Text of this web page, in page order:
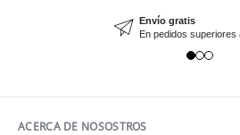
Envío gratis
En pedidos superiores
ACERCA DE NOSOSTROS